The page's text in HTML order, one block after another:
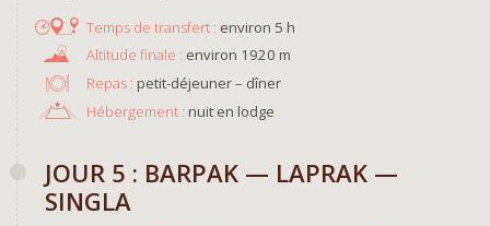
environ 5 h
environ 1920 m
Repas : petit-déjeuner – dîner
Hébergement : nuit en lodge
JOUR 5 : BARPAK — LAPRAK —
SINGLA